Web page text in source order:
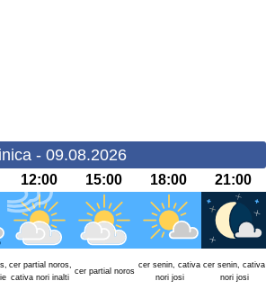
- 09.08.2026
12:00 15:00 18:00 21:00
cer partial noros,
cativa nori inalti
cer partial noros
cer senin, cativa
nori josi
cer senin, cativa
nori josi